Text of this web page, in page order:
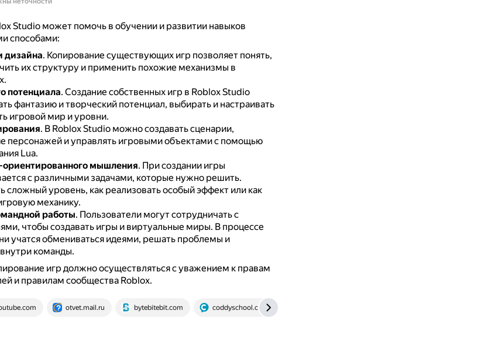
Studio может помочь в обучении и развитии навыков
способами:
дизайна. Копирование существующих игр позволяет понять,
их структуру и применить похожие механизмы в
потенциала. Создание собственных игр в Roblox Studio
фантазию и творческий потенциал, выбирать и настраивать
игровой мир и уровни.
. В Roblox Studio можно создавать сценарии,
персонажей и управлять игровыми объектами с помощью
Lua.
ориентированного мышления. При создании игры
с различными задачами, которые нужно решить.
сложный уровень, как реализовать особый эффект или как
механику.
работы. Пользователи могут сотрудничать с
чтобы создавать игры и виртуальные миры. В процессе
учатся обмениваться идеями, решать проблемы и
команды.
игр должно осуществляться с уважением к правам
и правилам сообщества Roblox.
otvet.mail.ru bytebitebit.com coddyschool.com